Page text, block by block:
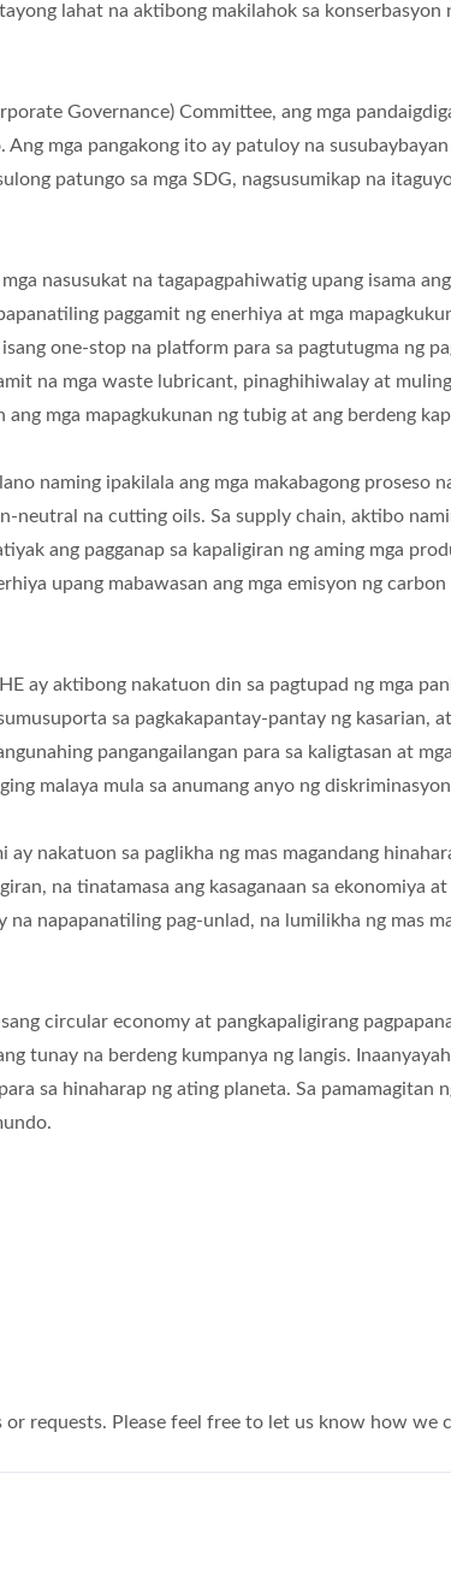
lahat na aktibong makilahok sa
Governance) Committee, ang mga
mga pangakong ito ay patuloy na
patungo sa mga SDG, nagsusumikap na
nasusukat na tagapagpahiwatig upang isama
paggamit ng enerhiya at mga
one-stop na platform para sa pagtutugma ng
na mga waste lubricant, pinaghihiwalay at
mga mapagkukunan ng tubig at ang berdeng
naming ipakilala ang mga makabagong proseso
neutral na cutting oils. Sa supply chain, aktibo
ang pagganap sa kapaligiran ng aming mga
upang mabawasan ang mga emisyon ng
ay aktibong nakatuon din sa pagtupad ng mga
sa pagkakapantay-pantay ng kasarian,
pangangailangan para sa kaligtasan at
malaya mula sa anumang anyo ng
nakatuon sa paglikha ng mas magandang
na tinatamasa ang kasaganaan sa ekonomiya
napapanatiling pag-unlad, na lumilikha ng mas
circular economy at pangkapaligirang
tunay na berdeng kumpanya ng langis.
sa hinaharap ng ating planeta. Sa pamamagitan